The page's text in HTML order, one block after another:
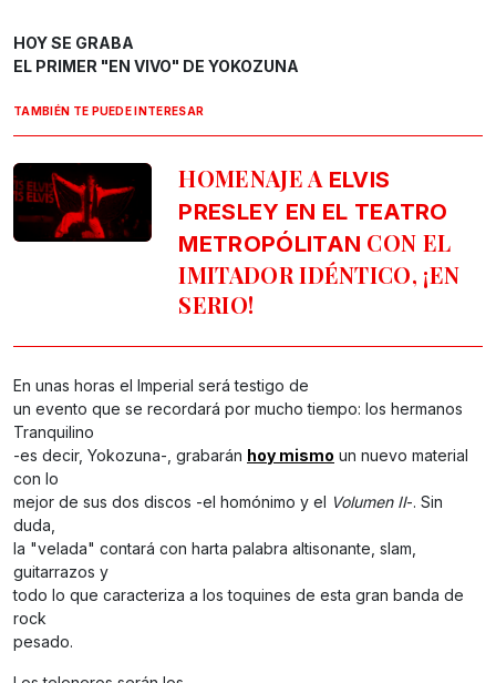
HOY SE GRABA
EL PRIMER "EN VIVO" DE YOKOZUNA
TAMBIÉN TE PUEDE INTERESAR
HOMENAJE AELVIS
PRESLEY EN EL TEATRO
METROPÓLITAN CON EL
IMITADOR IDÉNTICO, ¡EN
SERIO!
En unas horas el Imperial será testigo de
un evento que se recordará por mucho tiempo: los hermanos
Tranquilino
-es decir, Yokozuna-, grabarán hoy mismo un nuevo material
con lo
mejor de sus dos discos -el homónimo y el
Volumen II-. Sin
duda,
la "velada" contará con harta palabra altisonante, slam,
guitarrazos y
todo lo que caracteriza a los toquines de esta gran banda de
rock
pesado.